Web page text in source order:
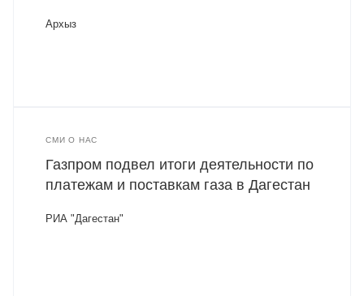
Архыз
СМИ О НАС
Газпром подвел итоги деятельности по
платежам и поставкам газа в Дагестан
РИА "Дагестан"